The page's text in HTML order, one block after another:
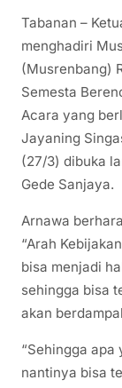
Tabanan –
menghadiri
(Musrenbang)
Semesta
Acara yang
Jayaning
(27/3) dibuka
Gede Sanjaya.
Arnawa
“Arah
bisa menjadi
sehingga bisa
akan
“Sehingga apa
nantinya bisa